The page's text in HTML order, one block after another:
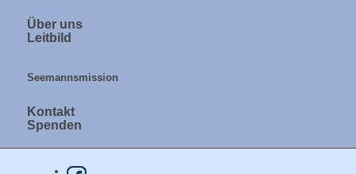
Über uns
Leitbild
Seemannsmission
Kontakt
Spenden